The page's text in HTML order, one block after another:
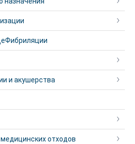
и акушерства
отходов